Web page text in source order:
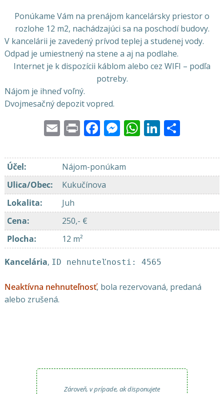
Ponúkame Vám na prenájom kancelársky priestor o
rozlohe 12 m2, nachádzajúci sa na poschodí budovy.
V kancelárii je zavedený prívod teplej a studenej vody.
Odpad je umiestnený na stene a aj na podlahe.
Internet je k dispozícii káblom alebo cez WIFI – podľa
potreby.
Nájom je ihneď voľný.
Dvojmesačný depozit vopred.
EmailPrintFacebook
Messenger
WhatsApp
LinkedIn
Účel:
Nájom-ponúkam
Ulica/Obec:
Kukučínova
Lokalita:
Juh
Cena:
250,- €
Plocha: 12 m²
Kancelária, ID nehnuteľnosti: 4565
Neaktívna nehnuteľnosť, bola rezervovaná, predaná
alebo zrušená.
Zároveň, v prípade, ak disponujete